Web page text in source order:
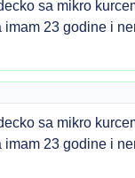
sa mikro
23 godine i
sa mikro
23 godine i